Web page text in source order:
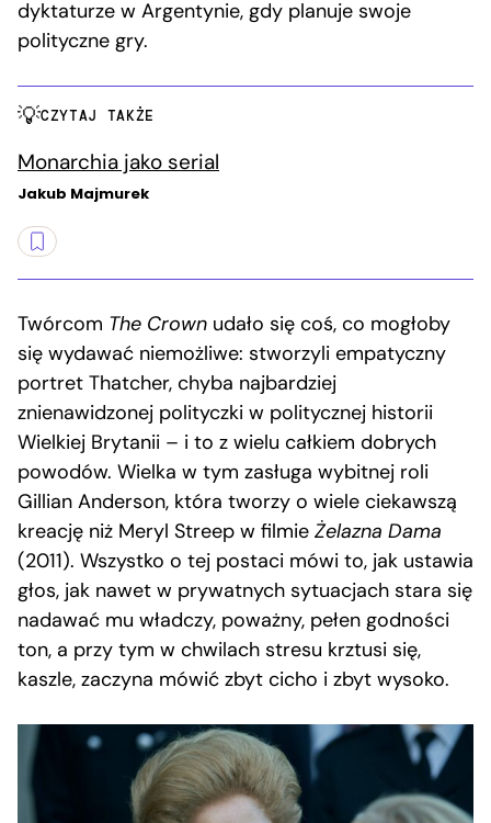
dyktaturze w Argentynie, gdy planuje swoje
polityczne gry.
CZYTAJ TAKŻE
Monarchia jako serial
Jakub Majmurek
Twórcom The Crown udało się coś, co mogłoby
się wydawać niemożliwe: stworzyli empatyczny
portret Thatcher, chyba najbardziej
znienawidzonej polityczki w politycznej historii
Wielkiej Brytanii – i to z wielu całkiem dobrych
powodów. Wielka w tym zasługa wybitnej roli
Gillian Anderson, która tworzy o wiele ciekawszą
kreację niż Meryl Streep w filmie Żelazna Dama
(2011). Wszystko o tej postaci mówi to, jak ustawia
głos, jak nawet w prywatnych sytuacjach stara się
nadawać mu władczy, poważny, pełen godności
ton, a przy tym w chwilach stresu krztusi się,
kaszle, zaczyna mówić zbyt cicho i zbyt wysoko.